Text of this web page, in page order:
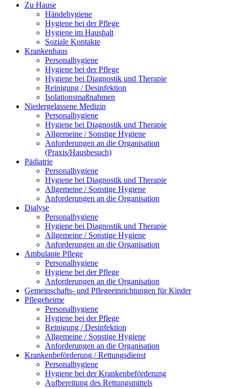
Zu Hause
Händehygiene
Hygiene bei der Pflege
Hygiene im Haushalt
Soziale Kontakte
Krankenhaus
Personalhygiene
Hygiene bei der Pflege
Hygiene bei Diagnostik und Therapie
Reinigung / Desinfektion
Isolationsmaßnahmen
Niedergelassene Medizin
Personalhygiene
Hygiene bei Diagnostik und Therapie
Allgemeine / Sonstige Hygiene
Anforderungen an die Organisation
(Praxis/Hausbesuch)
Pädiatrie
Personalhygiene
Hygiene bei Diagnostik und Therapie
Allgemeine / Sonstige Hygiene
Anforderungen an die Organisation
Dialyse
Personalhygiene
Hygiene bei Diagnostik und Therapie
Allgemeine / Sonstige Hygiene
Anforderungen an die Organisation
Ambulante Pflege
Personalhygiene
Hygiene bei der Pflege
Anforderungen an die Organisation
Gemeinschafts- und Pflegeeinrichtungen für Kinder
Pflegeheime
Personalhygiene
Hygiene bei der Pflege
Reinigung / Desinfektion
Allgemeine / Sonstige Hygiene
Anforderungen an die Organisation
Krankenbeförderung / Rettungsdienst
Personalhygiene
Hygiene bei der Krankenbeförderung
Aufbereitung des Rettungsmittels